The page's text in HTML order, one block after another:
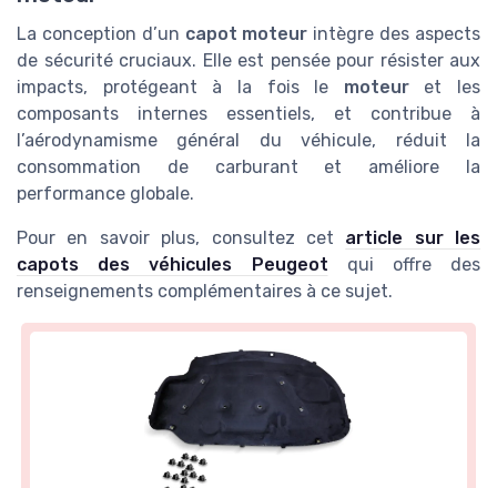
La conception d’un capot moteur intègre des aspects
de sécurité cruciaux. Elle est pensée pour résister aux
impacts, protégeant à la fois le moteuret les
composants internes essentiels, et contribue à
l’aérodynamisme général du véhicule, réduit la
consommation de carburant et améliore la
performance globale.
Pour en savoir plus, consultez cet article sur les
capots des véhicules Peugeot qui offre des
renseignements complémentaires à ce sujet.